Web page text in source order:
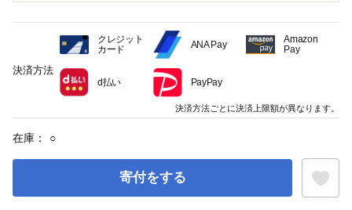
在庫： ○
寄付をする
決済方法
クレジット
カード
ANA Pay
Amazon
Pay
d払い PayPay
決済方法ごとに決済上限額が異なります。